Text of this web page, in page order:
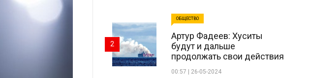
ОБЩЕСТВО
Артур Фадеев: Хуситы
будут и дальше
продолжать свои действия
00:57 | 26-05-2024
2